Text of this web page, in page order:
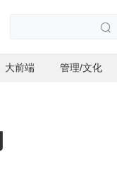

大前端 管理/文化